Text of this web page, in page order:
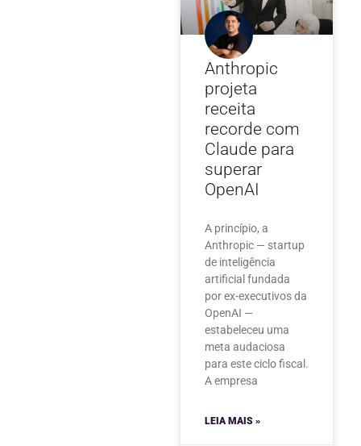
Anthropic
projeta
receita
recorde com
Claude para
superar
OpenAI
A princípio, a
Anthropic — startup
de inteligência
artificial fundada
por ex-executivos da
OpenAI —
estabeleceu uma
meta audaciosa
para este ciclo fiscal.
A empresa
LEIA MAIS »